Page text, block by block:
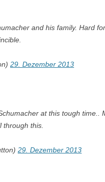
and his family. Hard
29. Dezember 2013
at this tough time..
through this.
29. Dezember 2013